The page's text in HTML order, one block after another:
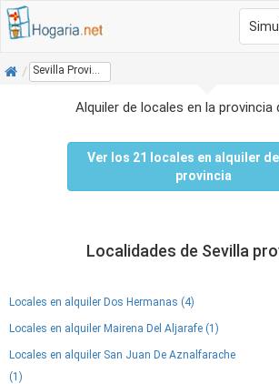
Inicio
Alquiler de locales en la provincia
Ver los 21 locales en alquiler
provincia
Localidades de Sevilla
Locales en alquiler Dos Hermanas (4)
Locales en alquiler Mairena Del Aljarafe (1)
Locales en alquiler San Juan De Aznalfarache
(1)